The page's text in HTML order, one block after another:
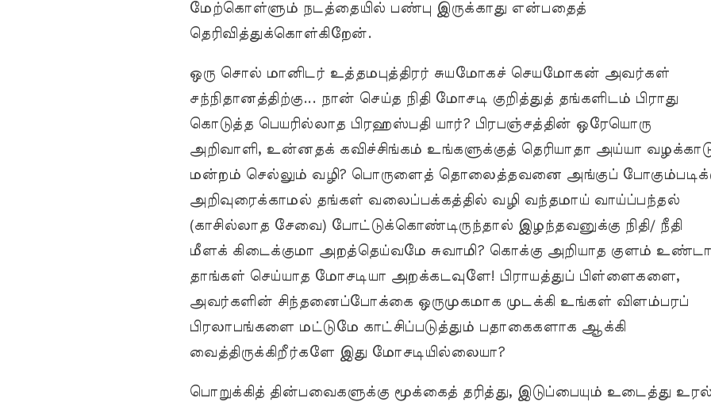
மேற்கொள்ளும் நடத்தையில் பண்பு இருக்காது என்பதைத்
தெரிவித்துக்கொள்கிறேன்.
ஒரு சொல் மானிடர் உத்தமபுத்திரர் சுயமோகச் செயமோகன் அவர்கள்
சந்நிதானத்திற்கு... நான் செய்த நிதி மோசடி குறித்துத் தங்களிடம் பிராது
கொடுத்த பெயரில்லாத பிரஹஸ்பதி யார்? பிரபஞ்சத்தின் ஒரேயொரு
அறிவாளி, உன்னதக் கவிச்சிங்கம் உங்களுக்குத் தெரியாதா அய்யா
மன்றம் செல்லும் வழி? பொருளைத் தொலைத்தவனை அங்குப்
அறிவுரைக்காமல் தங்கள் வலைப்பக்கத்தில் வழி வந்தமாய் வாய்ப்பந்தல்
(காசில்லாத சேவை) போட்டுக்கொண்டிருந்தால் இழந்தவனுக்கு நிதி/ நீதி
மீளக் கிடைக்குமா அறத்தெய்வமே சுவாமி? கொக்கு அறியாத குளம்
தாங்கள் செய்யாத மோசடியா அறக்கடவுளே! பிராயத்துப் பிள்ளைகளை,
அவர்களின் சிந்தனைப்போக்கை ஒருமுகமாக முடக்கி உங்கள் விளம்பரப்
பிரலாபங்களை மட்டுமே காட்சிப்படுத்தும் பதாகைகளாக ஆக்கி
வைத்திருக்கிறீர்களே இது மோசடியில்லையா?
பொறுக்கித் தின்பவைகளுக்கு மூக்கைத் தரித்து, இடுப்பையும் உடைத்து